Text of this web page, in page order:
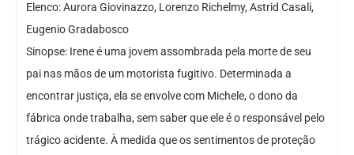
Elenco: Aurora Giovinazzo, Lorenzo Richelmy, Astrid Casali,
Eugenio Gradabosco
Sinopse: Irene é uma jovem assombrada pela morte de seu
pai nas mãos de um motorista fugitivo. Determinada a
encontrar justiça, ela se envolve com Michele, o dono da
fábrica onde trabalha, sem saber que ele é o responsável pelo
trágico acidente. À medida que os sentimentos de proteção